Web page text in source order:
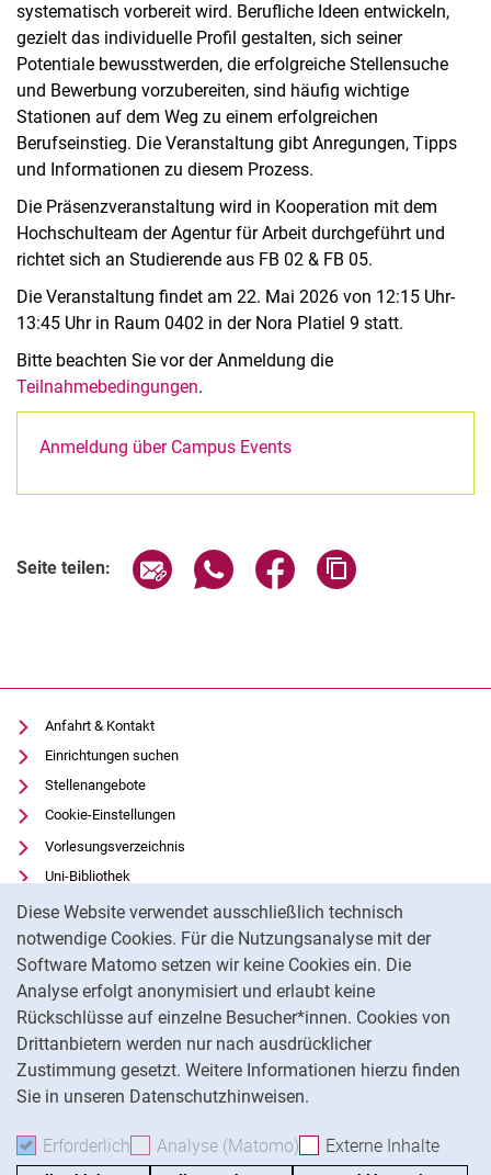
Diese Website verwendet ausschließlich technisch
notwendige Cookies. Für die Nutzungsanalyse mit der
Software Matomo setzen wir keine Cookies ein. Die
Analyse erfolgt anonymisiert und erlaubt keine
Rückschlüsse auf einzelne Besucher*innen. Cookies von
Drittanbietern werden nur nach ausdrücklicher
Zustimmung gesetzt. Weitere Informationen hierzu finden
Sie in unseren Datenschutzhinweisen.
Erforderlich Erforderliche Cookies akzeptieren
Analyse (Matomo) Analyse-Cookies
Externe Inhalte
systematisch vorbereit wird. Berufliche Ideen entwickeln,
gezielt das individuelle Profil gestalten, sich seiner
Potentiale bewusstwerden, die erfolgreiche Stellensuche
und Bewerbung vorzubereiten, sind häufig wichtige
Stationen auf dem Weg zu einem erfolgreichen
Berufseinstieg. Die Veranstaltung gibt Anregungen, Tipps
und Informationen zu diesem Prozess.
Die Präsenzveranstaltung wird in Kooperation mit dem
Hochschulteam der Agentur für Arbeit durchgeführt und
richtet sich an Studierende aus FB 02 & FB 05.
Die Veranstaltung findet am 22. Mai 2026 von 12:15 Uhr-
13:45 Uhr in Raum 0402 in der Nora Platiel 9 statt.
Bitte beachten Sie vor der Anmeldung die
Teilnahmebedingungen.
Anmeldung über Campus Events
Seite teilen: Seite über E-Mail teilen
Seite über WhatsApp teilen
Seite über Facebook
Anfahrt & Kontakt
Einrichtungen suchen
Stellenangebote
Cookie-Einstellungen
Vorlesungsverzeichnis
Uni-Bibliothek
Moodle
Panopto
Datenschutz
Barrierefreiheit
Transparenter KI-Einsatz